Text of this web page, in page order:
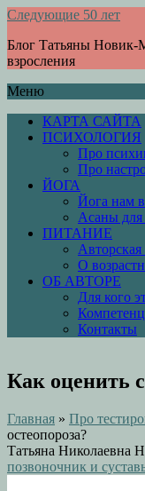
Следующие 50 лет
Блог Татьяны Новик-
взросления
Меню
КАРТА САЙТА
ПСИХОЛОГИЯ
Про
Про
ЙОГА
Йога нам
Асаны
ПИТАНИЕ
Авторская
О
ОБ АВТОРЕ
Для кого
Контакты
Как оценить
Главная » Про
остеопороза?
Татьяна Николаевна
позвоночник и